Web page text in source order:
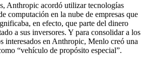
Anthropic acordó utilizar tecnologías
computación en la nube de empresas que
en efecto, que parte del dinero
a sus inversores. Y para consolidar a los
interesados ​​en Anthropic, Menlo creó una
“vehículo de propósito especial”.